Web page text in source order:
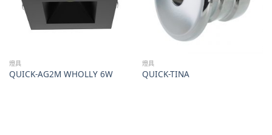
燈具
QUICK-AG2M WHOLLY 6W
燈具
QUICK-TINA